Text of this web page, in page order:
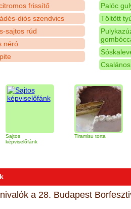
frissítő
diós szendvics
sajtos rúd
néró
Palóc
Töltött
Tiramisu torta
a 28. Budapest